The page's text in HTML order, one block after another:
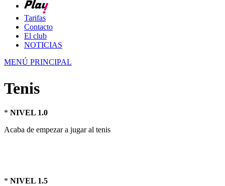
Tarifas
Contacto
El club
NOTICIAS
MENÚ PRINCIPAL
Tenis
* NIVEL 1.0
Acaba de empezar a jugar al tenis
* NIVEL 1.5